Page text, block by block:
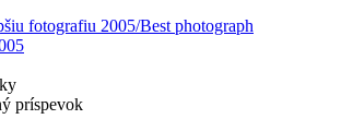
fotografiu 2005/Best photograph
príspevok